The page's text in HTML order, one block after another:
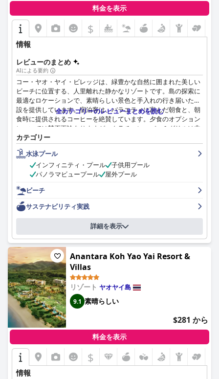
料金を表示
$
情報
レビューのまとめ
AIによる要約
コー・ヤオ・ヤイ・ビレッジは、緑豊かな自然に囲まれた美しい
ビーチに位置する、人里離れた静かなリゾートです。島の探索に
最適なロケーションで、素晴らしい景色と手入れの行き届いた施
設を提供しています。宿泊客は、バラエティに富んだ朝食と、朝
食時に提供されるコーヒーを絶賛しています。夕食のオプション
については賛否両論ありますが、クラチャン・バー＆グリルは非
常においしい魚料理で称賛されています。客室は広々として快適
で、柔らかいベッドと質の良い枕が備わっていますが、家具の老
朽化やメンテナンス不足を訴える宿泊客もいます。スタッフは素
晴らしく、多くの宿泊客が彼らの親切さ、親切さ、フレンドリー
さを称賛しています。インフィニティプールは壮観で、湾の息を
呑むような景色を眺めることができ、屋外プールもハーフリビン
グルームのような屋外テーマで素晴らしいです。ビーチは静かで
プライベートですが、少し汚れていて水泳には適さないと感じた
宿泊客もいます。コー・ヤオ・ヤイ・ビレッジは、子供向けの多
くのアクティビティを備えた、リラックスした休暇を求める家族
に最適なオプションです。全体として、宿泊客は肯定的な経験を
し、滞在は快適で楽しいと感じています。
全カテゴリーのレビューまとめを読む
カテゴリー
水泳プール
インフィニティ・プール
子供用プール
パノラマビュープール
屋外プール
ビーチ
サステナビリティ実践
詳細を表示
Anantara Koh Yao Yai Resort &
Villas
リゾート ヤオヤイ島
9.1 素晴らしい
$281 から
料金を表示
$
情報